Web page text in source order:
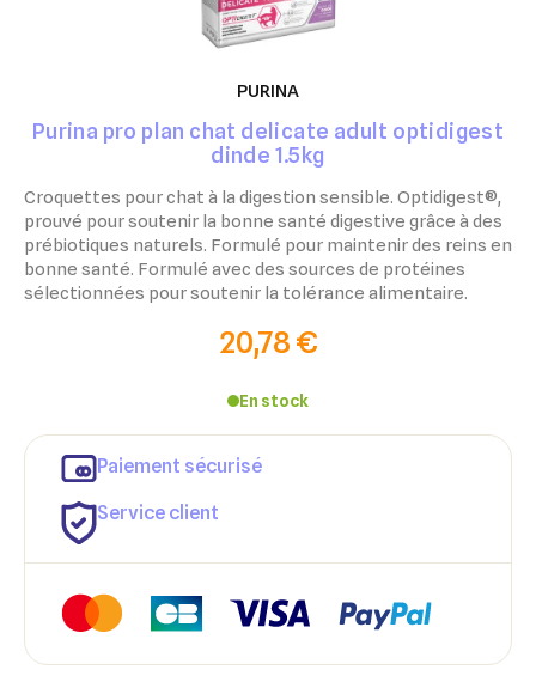
PURINA
Purina pro plan chat delicate adult optidigest
dinde 1.5kg
Croquettes pour chat à la digestion sensible. Optidigest®,
prouvé pour soutenir la bonne santé digestive grâce à des
prébiotiques naturels. Formulé pour maintenir des reins en
bonne santé. Formulé avec des sources de protéines
sélectionnées pour soutenir la tolérance alimentaire.
20,78 €
En stock
Paiement sécurisé
Service client